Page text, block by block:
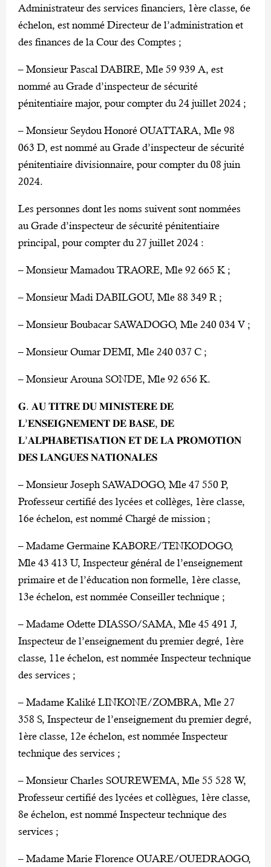
Administrateur des services financiers, 1ère classe, 6e
échelon, est nommé Directeur de l’administration et
des finances de la Cour des Comptes ;
– Monsieur Pascal DABIRE, Mle 59 939 A, est
nommé au Grade d’inspecteur de sécurité
pénitentiaire major, pour compter du 24 juillet 2024 ;
– Monsieur Seydou Honoré OUATTARA, Mle 98
063 D, est nommé au Grade d’inspecteur de sécurité
pénitentiaire divisionnaire, pour compter du 08 juin
2024.
Les personnes dont les noms suivent sont nommées
au Grade d’inspecteur de sécurité pénitentiaire
principal, pour compter du 27 juillet 2024 :
– Monsieur Mamadou TRAORE, Mle 92 665 K ;
– Monsieur Madi DABILGOU, Mle 88 349 R ;
– Monsieur Boubacar SAWADOGO, Mle 240 034 V ;
– Monsieur Oumar DEMI, Mle 240 037 C ;
– Monsieur Arouna SONDE, Mle 92 656 K.
𝐆. 𝐀𝐔 𝐓𝐈𝐓𝐑𝐄 𝐃𝐔 𝐌𝐈𝐍𝐈𝐒𝐓𝐄𝐑𝐄 𝐃𝐄
𝐋’𝐄𝐍𝐒𝐄𝐈𝐆𝐍𝐄𝐌𝐄𝐍𝐓 𝐃𝐄 𝐁𝐀𝐒𝐄, 𝐃𝐄
𝐋’𝐀𝐋𝐏𝐇𝐀𝐁𝐄𝐓𝐈𝐒𝐀𝐓𝐈𝐎𝐍 𝐄𝐓 𝐃𝐄 𝐋𝐀 𝐏𝐑𝐎𝐌𝐎𝐓𝐈𝐎𝐍
𝐃𝐄𝐒 𝐋𝐀𝐍𝐆𝐔𝐄𝐒 𝐍𝐀𝐓𝐈𝐎𝐍𝐀𝐋𝐄𝐒
– Monsieur Joseph SAWADOGO, Mle 47 550 P,
Professeur certifié des lycées et collèges, 1ère classe,
16e échelon, est nommé Chargé de mission ;
– Madame Germaine KABORE/TENKODOGO,
Mle 43 413 U, Inspecteur général de l’enseignement
primaire et de l’éducation non formelle, 1ère classe,
13e échelon, est nommée Conseiller technique ;
– Madame Odette DIASSO/SAMA, Mle 45 491 J,
Inspecteur de l’enseignement du premier degré, 1ère
classe, 11e échelon, est nommée Inspecteur technique
des services ;
– Madame Kaliké LINKONE/ZOMBRA, Mle 27
358 S, Inspecteur de l’enseignement du premier degré,
1ère classe, 12e échelon, est nommée Inspecteur
technique des services ;
– Monsieur Charles SOUREWEMA, Mle 55 528 W,
Professeur certifié des lycées et collègues, 1ère classe,
8e échelon, est nommé Inspecteur technique des
services ;
– Madame Marie Florence OUARE/OUEDRAOGO,